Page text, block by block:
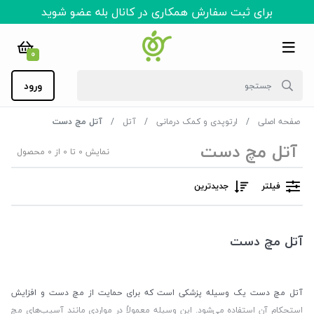
برای ثبت سفارش همکاری در کانال بله عضو شوید
0
ورود
صفحه اصلی ارتوپدی و کمک درمانی آتل آتل مچ دست
آتل مچ دست نمایش 0 تا 0 از 0 محصول
فیلتر جدیدترین
آتل مچ دست
آتل مچ دست یک وسیله پزشکی است که برای حمایت از مچ دست و افزایش
استحکام آن استفاده می‌شود. این وسیله معمولاً در مواردی مانند آسیب‌های مچ